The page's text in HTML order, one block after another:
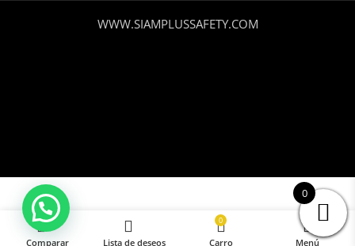
WWW.SIAMPLUSSAFETY.COM
Mascara de
Soldar para
Casco Blue
Añadir A La
0
Comparar Lista de deseos
0
Carro Menú